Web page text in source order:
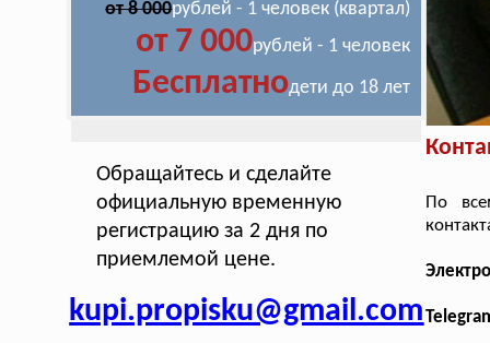
от 8 000рублей - 1 человек (квартал)
от 7 000рублей - 1 человек
Бесплатнодети до 18 лет
Обращайтесь и сделайте
официальную временную
регистрацию за 2 дня по
приемлемой цене.
kupi.propisku@gmail.com
По